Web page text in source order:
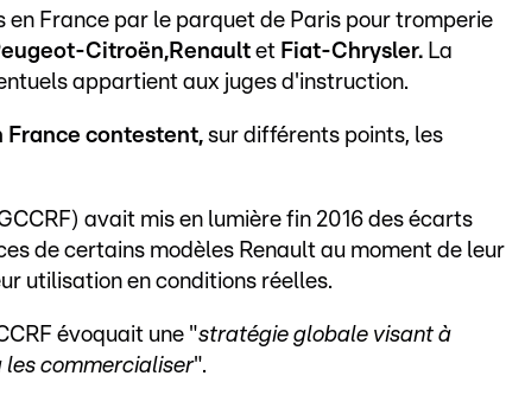
France par le parquet de Paris pour tromperie
Citroën,Renault et Fiat-Chrysler. La
appartient aux juges d'instruction.
France contestent, sur différents points, les
avait mis en lumière fin 2016 des écarts
de certains modèles Renault au moment de leur
utilisation en conditions réelles.
évoquait une "stratégie globale visant à
les commercialiser".